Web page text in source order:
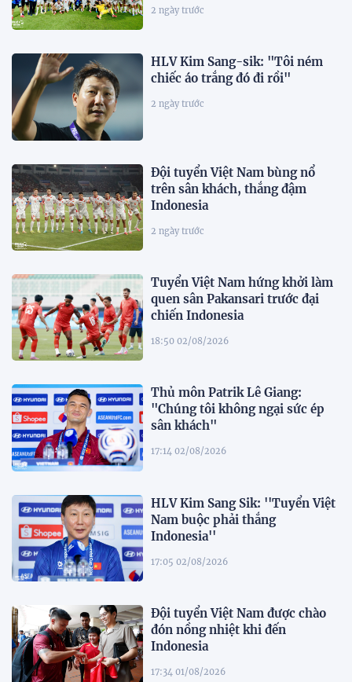
2 ngày trước
HLV Kim Sang-sik: "Tôi ném
chiếc áo trắng đó đi rồi"
2 ngày trước
Đội tuyển Việt Nam bùng nổ
trên sân khách, thắng đậm
Indonesia
2 ngày trước
Tuyển Việt Nam hứng khởi làm
quen sân Pakansari trước đại
chiến Indonesia
18:50 02/08/2026
Thủ môn Patrik Lê Giang:
"Chúng tôi không ngại sức ép
sân khách"
17:14 02/08/2026
HLV Kim Sang Sik: ''Tuyển Việt
Nam buộc phải thắng
Indonesia''
17:05 02/08/2026
Đội tuyển Việt Nam được chào
đón nồng nhiệt khi đến
Indonesia
17:34 01/08/2026